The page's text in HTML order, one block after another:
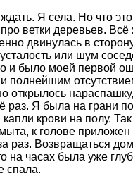
Я села. Но что
ветки деревьев. Всё
двинулась в
или шум
и было моей первой
полнейшим
открылось
раз. Я была на грани
крови на полу. Так
к голове приложен
раз. Возвращаться
на часах была уже
спала.